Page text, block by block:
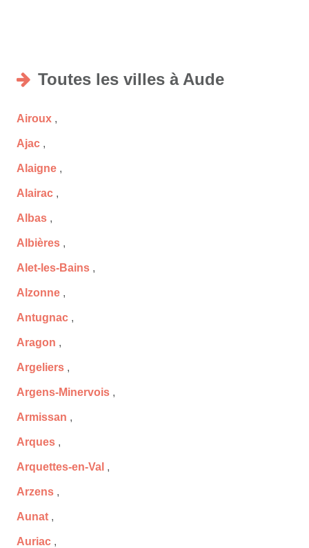
Toutes les villes à Aude
Airoux ,
Ajac ,
Alaigne ,
Alairac ,
Albas ,
Albières ,
Alet-les-Bains ,
Alzonne ,
Antugnac ,
Aragon ,
Argeliers ,
Argens-Minervois ,
Armissan ,
Arques ,
Arquettes-en-Val ,
Arzens ,
Aunat ,
Auriac ,